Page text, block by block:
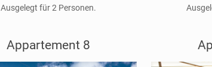
Ausgelegt für 2 Personen.
Appartement 8